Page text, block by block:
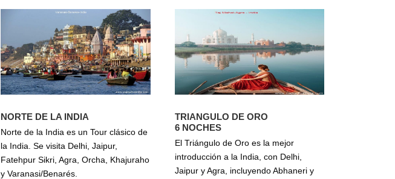
NORTE DE LA INDIA
Norte de la India es un Tour clásico de
la India. Se visita Delhi, Jaipur,
Fatehpur Sikri, Agra, Orcha, Khajuraho
y Varanasi/Benarés.
TRIANGULO DE ORO
6 NOCHES
El Triángulo de Oro es la mejor
introducción a la India, con Delhi,
Jaipur y Agra, incluyendo Abhaneri y